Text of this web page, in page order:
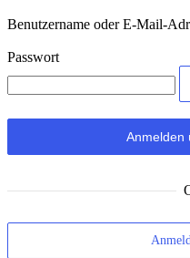
Benutzername oder E-Mail-
Passwort